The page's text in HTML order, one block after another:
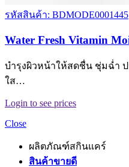
รหัสสินค้า: BDMODE0001445
Water Fresh Vitamin
บำรุงผิวหน้าให้สดชื่น ชุ่มฉ่ำ
ใส…
Login to see prices
Close
ผลิตภัณฑ์สกินแคร์
สินค้าขายดี